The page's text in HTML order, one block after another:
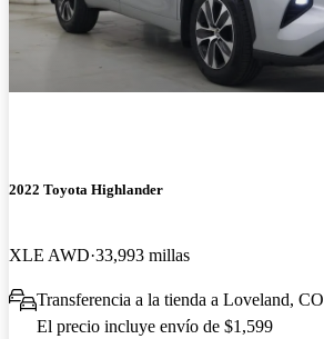
2022 Toyota Highlander
XLE AWD 33,993 millas
Transferencia a la tienda a Loveland, CO
El precio incluye envío de $1,599